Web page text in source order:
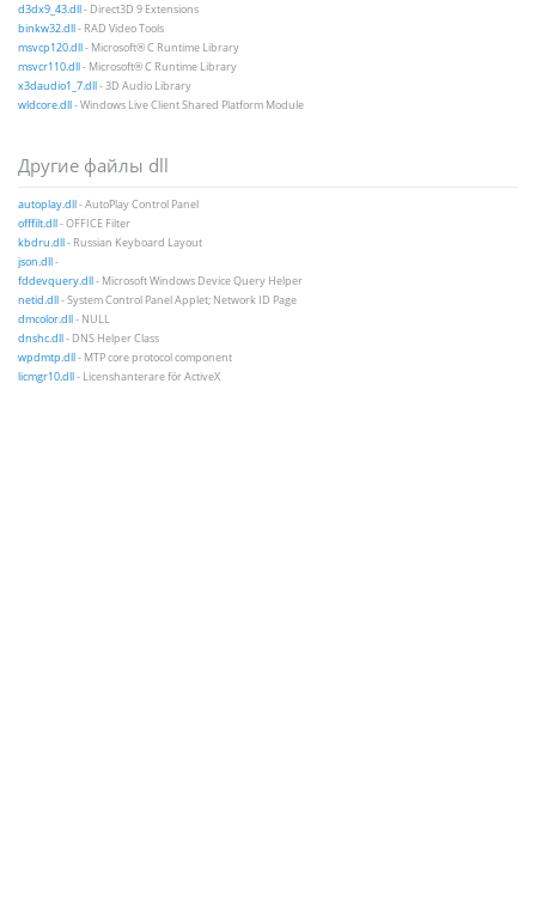
d3dx9_43.dll- Direct3D 9 Extensions
binkw32.dll- RAD Video Tools
msvcp120.dll- Microsoft® C Runtime Library
msvcr110.dll- Microsoft® C Runtime Library
x3daudio1_7.dll- 3D Audio Library
wldcore.dll- Windows Live Client Shared Platform Module
Другие файлы dll
autoplay.dll- AutoPlay Control Panel
offfilt.dll- OFFICE Filter
kbdru.dll- Russian Keyboard Layout
json.dll-
fddevquery.dll- Microsoft Windows Device Query Helper
netid.dll- System Control Panel Applet; Network ID Page
dmcolor.dll- NULL
dnshc.dll- DNS Helper Class
wpdmtp.dll- MTP core protocol component
licmgr10.dll- Licenshanterare för ActiveX